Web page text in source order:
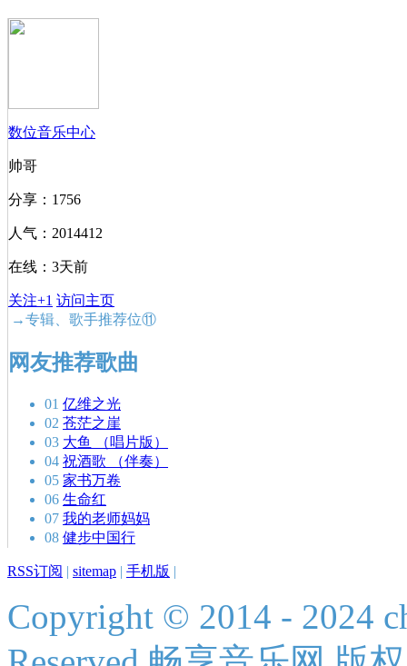
数位音乐中心
帅哥
分享：1756
人气：2014412
在线：3天前
关注+1 访问主页
→专辑、歌手推荐位⑪
网友推荐歌曲
01 亿维之光
02 苍茫之崖
03 大鱼 （唱片版）
04 祝酒歌 （伴奏）
05 家书万卷
06 生命红
07 我的老师妈妈
08 健步中国行
RSS订阅 | sitemap | 手机版 |
Copyright © 2014 - 2024